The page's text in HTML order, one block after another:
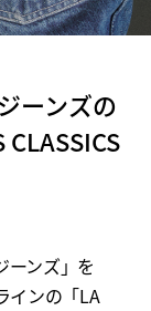
ーンズの
ーンズ」を
インの「LA